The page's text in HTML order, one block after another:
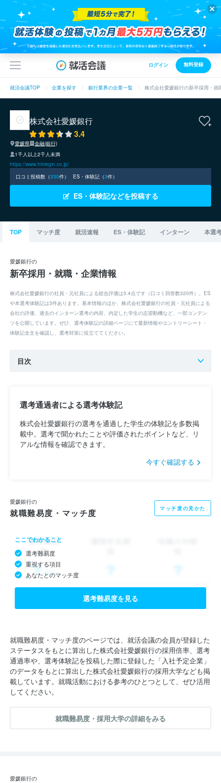
ログイン 無料登録
就活会議TOP 企業を探す 銀行業界の企業一覧 株式会社愛媛銀行の新卒採用・就
株式会社愛媛銀行
3.4
愛媛県
金融(銀行)
1千人以上2千人未満
https://www.himegin.co.jp/
口コミ投稿数（330件） ES・体験記（3件）
ES・体験記などを投稿する
TOP マッチ度 就活速報 ES・体験記 インターン 本選
愛媛銀行の
新卒採用・就職・企業情報
株式会社愛媛銀行の社員・元社員による総合評価は3.4点です（口コミ回答数320件）。ES
や本選考体験記は3件あります。基本情報のほか、株式会社愛媛銀行の社員・元社員による
会社の評価、過去のインターン選考の内容、内定した学生の志望動機など、一部コンテン
ツを公開しています。ぜひ、選考体験記の詳細ページにて最新情報やエントリーシート・
体験記全文を確認し、選考対策に役立ててください。
目次
選考通過者による選考体験記
株式会社愛媛銀行の選考を通過した学生の体験記を多数掲
載中。選考で聞かれたことや評価されたポイントなど、リ
アルな情報を確認できます。
今すぐ確認する
愛媛銀行の
就職難易度・マッチ度 マッチ度の見かた
ここでわかること
選考難易度
重視する項目
あなたとのマッチ度
選考難易度を見る
就職難易度・マッチ度のページでは、就活会議の会員が登録した
ステータスをもとに算出した株式会社愛媛銀行の採用倍率、選考
通過率や、選考体験記を投稿した際に登録した「入社予定企業」
のデータをもとに算出した株式会社愛媛銀行の採用大学なども掲
載しています。就職活動における参考のひとつとして、ぜひ活用
してください。
就職難易度・採用大学の詳細をみる
愛媛銀行の